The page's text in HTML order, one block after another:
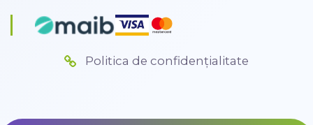
Politica de confidențialitate